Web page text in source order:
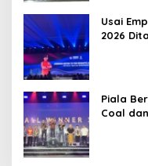
Usai
2026
Piala
Coal